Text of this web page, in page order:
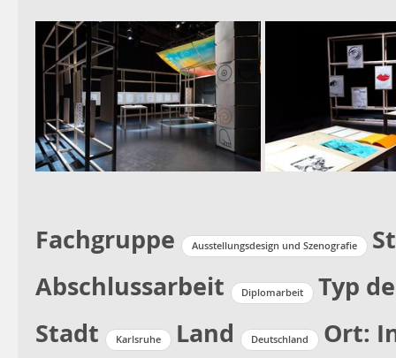
Fachgruppe Ausstellungsdesign und Szenografie
Abschlussarbeit
Diplomarbeit
Typ
Stadt
Karlsruhe Land Deutschland
Ort: